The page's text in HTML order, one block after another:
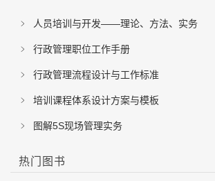
人员培训与开发——理论、方法、实务
行政管理职位工作手册
行政管理流程设计与工作标准
培训课程体系设计方案与模板
图解5S现场管理实务
热门图书